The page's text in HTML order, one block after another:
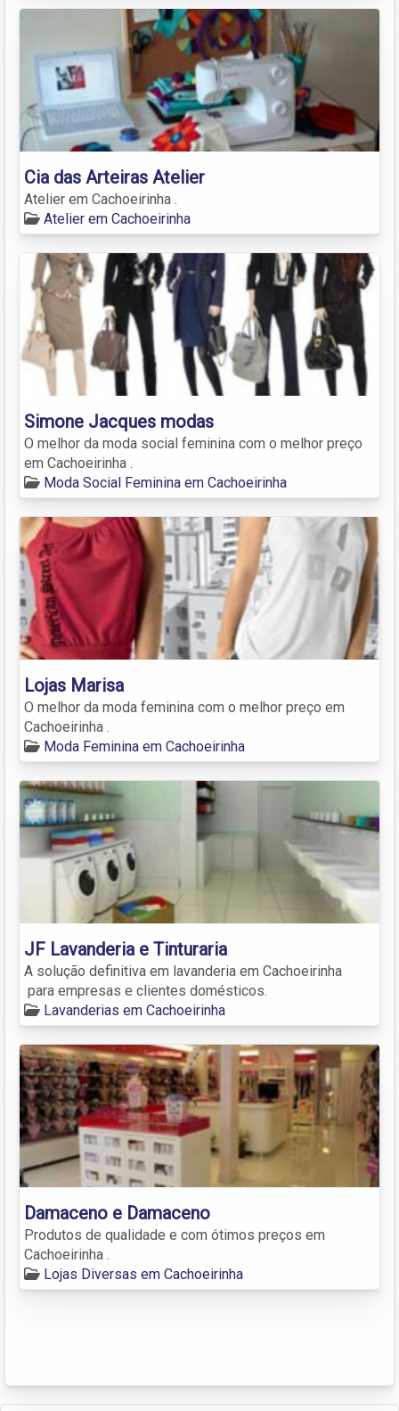
Cia das Arteiras Atelier
Atelier em Cachoeirinha .
Atelier em Cachoeirinha
Simone Jacques modas
O melhor da moda social feminina com o melhor preço
em Cachoeirinha .
Moda Social Feminina em Cachoeirinha
Lojas Marisa
O melhor da moda feminina com o melhor preço em
Cachoeirinha .
Moda Feminina em Cachoeirinha
JF Lavanderia e Tinturaria
A solução definitiva em lavanderia em Cachoeirinha
para empresas e clientes domésticos.
Lavanderias em Cachoeirinha
Damaceno e Damaceno
Produtos de qualidade e com ótimos preços em
Cachoeirinha .
Lojas Diversas em Cachoeirinha